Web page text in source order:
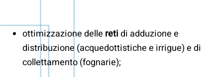
ottimizzazione delle retidi adduzione e
distribuzione (acquedottistiche e irrigue) e di
collettamento (fognarie);